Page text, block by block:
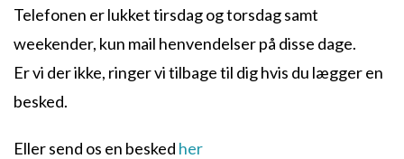
Telefonen er lukket tirsdag og torsdag samt
weekender, kun mail henvendelser på disse dage.
Er vi der ikke, ringer vi tilbage til dig hvis du lægger en
besked.
Eller send os en besked her